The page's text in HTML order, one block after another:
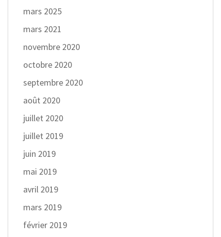
mars 2025
mars 2021
novembre 2020
octobre 2020
septembre 2020
août 2020
juillet 2020
juillet 2019
juin 2019
mai 2019
avril 2019
mars 2019
février 2019